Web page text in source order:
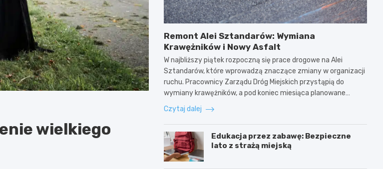
wielkiego
Remont Alei Sztandarów: Wymiana
Krawężników i Nowy Asfalt
W najbliższy piątek rozpoczną się prace drogowe na Alei
Sztandarów, które wprowadzą znaczące zmiany w organizacji
ruchu. Pracownicy Zarządu Dróg Miejskich przystąpią do
wymiany krawężników, a pod koniec miesiąca planowane…
Czytaj dalej
Edukacja przez zabawę: Bezpieczne
lato z strażą miejską